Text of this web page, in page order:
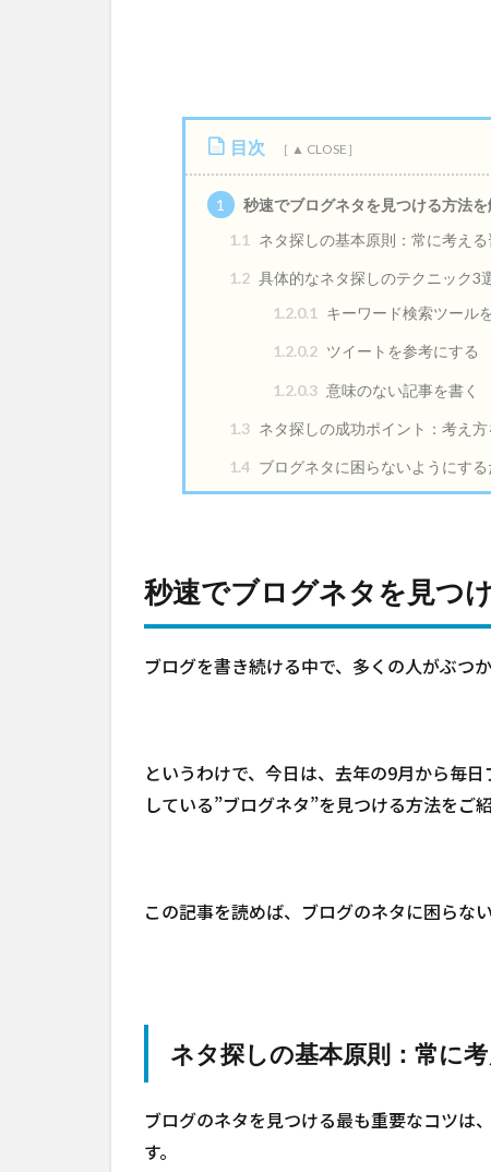
目次
1
秒速でブログネタを見つける方法
1.1
ネタ探しの基本原則：常に考え
1.2 具体的なネタ探しのテクニック3
1.2.0.1
キーワード検索ツール
1.2.0.2 ツイートを参考にする
1.2.0.3 意味のない記事を書く
1.3 ネタ探しの成功ポイント：考え方
1.4 ブログネタに困らないようにする
秒速でブログネタを見つ
ブログを書き続ける中で、多くの人がぶつ
というわけで、今日は、去年の9月から毎
している”ブログネタ”を見つける方法をご
この記事を読めば、ブログのネタに困らな
ネタ探しの基本原則：常に
ブログのネタを見つける最も重要なコツは
す。